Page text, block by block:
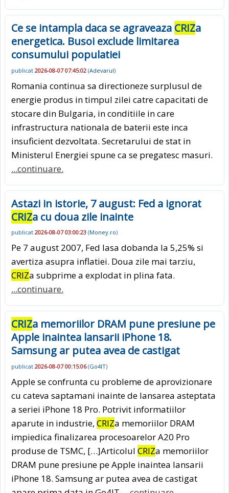
Ce se intampla daca se agraveaza CRIZa
energetica. Busoi exclude limitarea
consumului populatiei
publicat 2026-08-07 07:45:02 (Adevarul)
Romania continua sa directioneze surplusul de
energie produs in timpul zilei catre capacitati de
stocare din Bulgaria, in conditiile in care
infrastructura nationala de baterii este inca
insuficient dezvoltata. Secretarului de stat in
Ministerul Energiei spune ca se pregatesc masuri.
...continuare.
Astazi in istorie, 7 august: Fed a ignorat
CRIZa cu doua zile inainte
publicat 2026-08-07 03:00:23 (Money.ro)
Pe 7 august 2007, Fed lasa dobanda la 5,25% si
avertiza asupra inflatiei. Doua zile mai tarziu,
CRIZa subprime a explodat in plina fata.
...continuare.
CRIZa memoriilor DRAM pune presiune pe
Apple inaintea lansarii iPhone 18.
Samsung ar putea avea de castigat
publicat 2026-08-07 00:15:06(Go4IT)
Apple se confrunta cu probleme de aprovizionare
cu cateva saptamani inainte de lansarea asteptata
a seriei iPhone 18 Pro. Potrivit informatiilor
aparute in industrie, CRIZa memoriilor DRAM
impiedica finalizarea procesoarelor A20 Pro
produse de TSMC, […]Articolul CRIZa memoriilor
DRAM pune presiune pe Apple inaintea lansarii
iPhone 18. Samsung ar putea avea de castigat